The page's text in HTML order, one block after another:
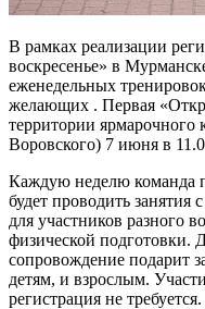
В рамках реализации
воскресенье» в
еженедельных
желающих . Первая
территории ярмарочного
Воровского) 7 июня в
Каждую неделю команда
будет проводить
для участников разного
физической подготовки.
сопровождение подарит
детям, и взрослым.
регистрация не требуется.